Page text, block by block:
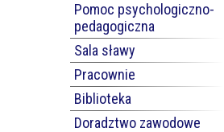
Pomoc psychologiczno-
pedagogiczna
Sala sławy
Pracownie
Biblioteka
Doradztwo zawodowe